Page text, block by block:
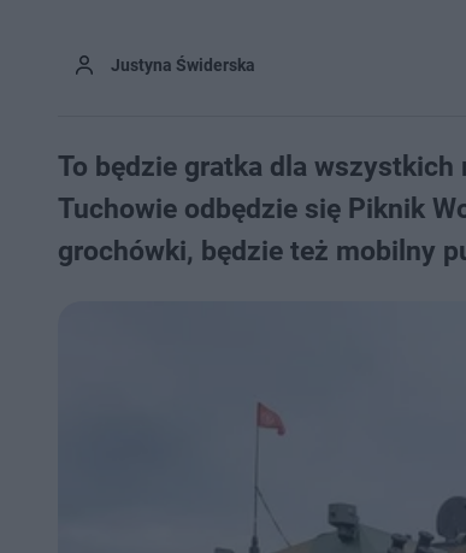
Justyna Świderska
To będzie gratka dla
Tuchowie odbędzie się Piknik
grochówki, będzie też mobilny